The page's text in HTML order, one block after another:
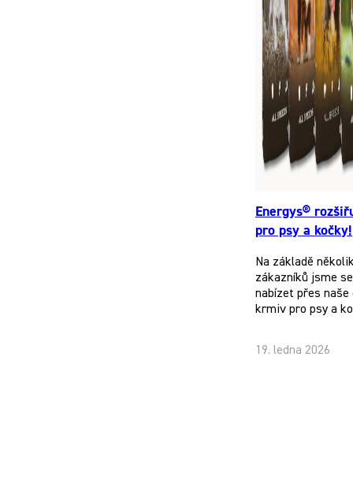
Energys®
pro psy a kočky!
Na základě
zákazníků jsme
nabízet přes
krmiv pro psy a
19. ledna 2026